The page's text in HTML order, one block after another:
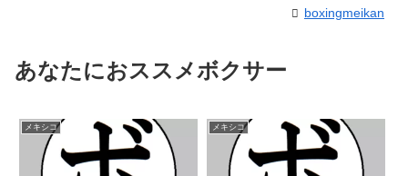
boxingmeikan
あなたにおススメボクサー
メキシコ メキシコ